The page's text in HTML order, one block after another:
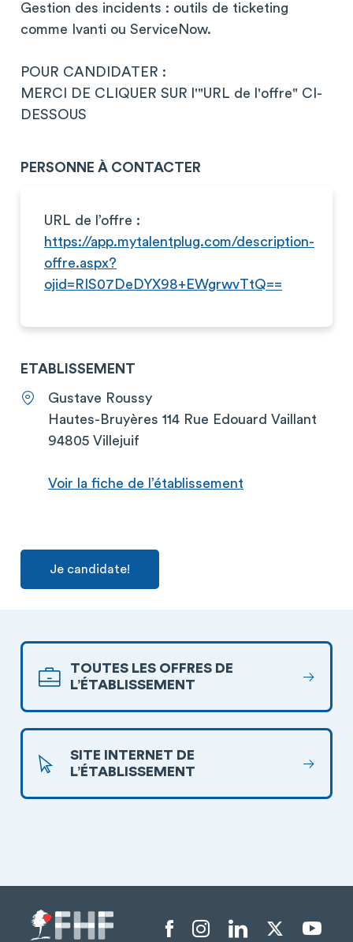
Gestion des incidents : outils de ticketing
comme Ivanti ou ServiceNow.
POUR CANDIDATER :
MERCI DE CLIQUER SUR l'"URL de l'offre" CI-
DESSOUS
PERSONNE À CONTACTER
URL de l’offre :
https://app.mytalentplug.com/description-
offre.aspx?
ojid=RIS07DeDYX98+EWgrwvTtQ==
ETABLISSEMENT
Gustave Roussy
Hautes-Bruyères 114 Rue Edouard Vaillant
94805 Villejuif
Voir la fiche de l’établissement
Je candidate!
TOUTES LES OFFRES DE
L’ÉTABLISSEMENT
SITE INTERNET DE
L’ÉTABLISSEMENT
Menu liens sociaux